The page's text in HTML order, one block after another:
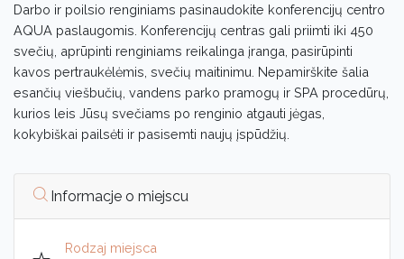
Darbo ir poilsio renginiams pasinaudokite konferencijų centro
AQUA paslaugomis. Konferencijų centras gali priimti iki 450
svečių, aprūpinti renginiams reikalinga įranga, pasirūpinti
kavos pertraukėlėmis, svečių maitinimu. Nepamirškite šalia
esančių viešbučių, vandens parko pramogų ir SPA procedūrų,
kurios leis Jūsų svečiams po renginio atgauti jėgas,
kokybiškai pailsėti ir pasisemti naujų įspūdžių.
Informacje o miejscu
Rodzaj miejsca